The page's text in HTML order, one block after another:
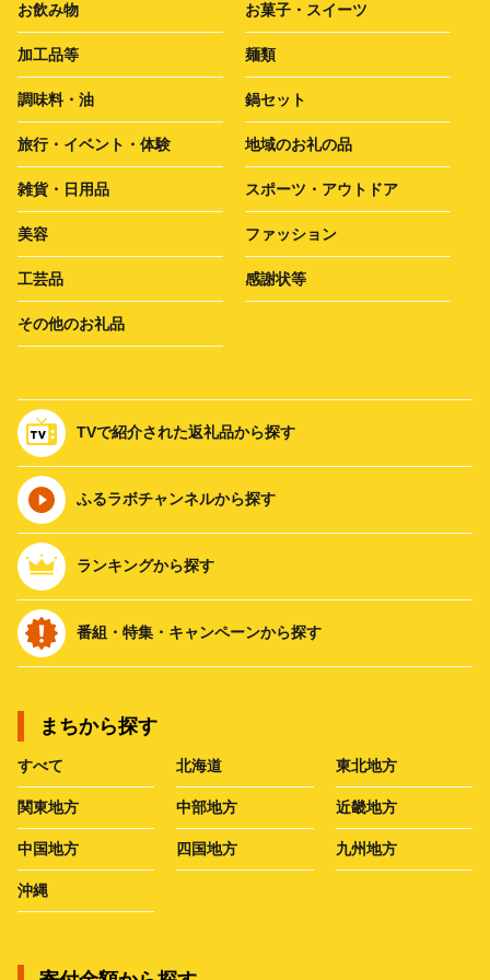
お飲み物 お菓子・スイーツ
加工品等 麺類
調味料・油 鍋セット
旅行・イベント・体験 地域のお礼の品
雑貨・日用品 スポーツ・アウトドア
美容 ファッション
工芸品 感謝状等
その他のお礼品
TVで紹介された返礼品から探す
ふるラボチャンネルから探す
ランキングから探す
番組・特集・キャンペーンから探す
まちから探す
すべて 北海道 東北地方
関東地方 中部地方 近畿地方
中国地方 四国地方 九州地方
沖縄